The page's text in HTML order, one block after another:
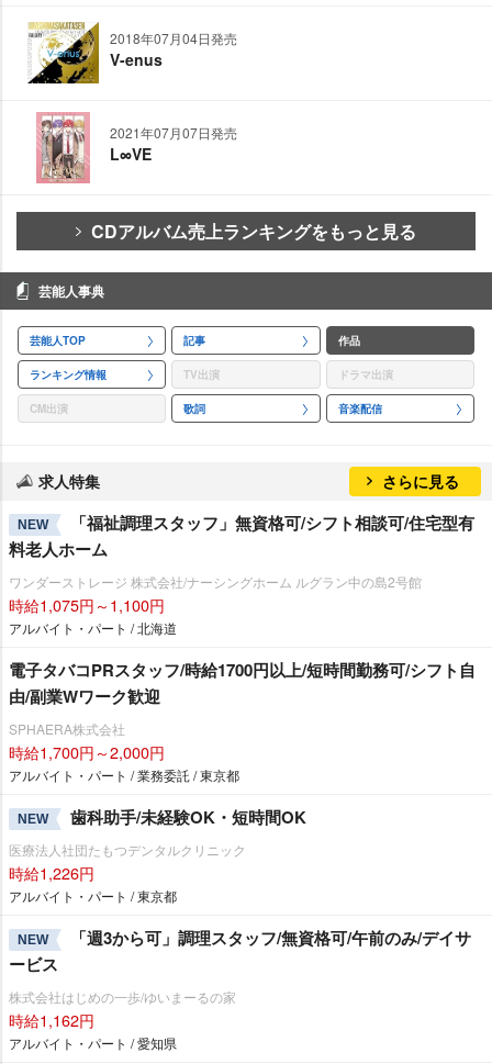
2018年07月04日発売
V-enus
2021年07月07日発売
L∞VE
CDアルバム売上ランキングをもっと見る
芸能人事典
芸能人TOP 記事 作品
ランキング情報 TV出演 ドラマ出演
CM出演 歌詞 音楽配信
求人特集 さらに見る
NEW
「福祉調理スタッフ」無資格可/シフト相談可/住宅型有
料老人ホーム
ワンダーストレージ 株式会社/ナーシングホーム ルグラン中の島2号館
時給1,075円～1,100円
アルバイト・パート / 北海道
電子タバコPRスタッフ/時給1700円以上/短時間勤務可/シフト自
由/副業Wワーク歓迎
SPHAERA株式会社
時給1,700円～2,000円
アルバイト・パート / 業務委託 / 東京都
NEW 歯科助手/未経験OK・短時間OK
医療法人社団たもつデンタルクリニック
時給1,226円
アルバイト・パート / 東京都
NEW
「週3から可」調理スタッフ/無資格可/午前のみ/デイサ
ービス
株式会社はじめの一歩/ゆいまーるの家
時給1,162円
アルバイト・パート / 愛知県